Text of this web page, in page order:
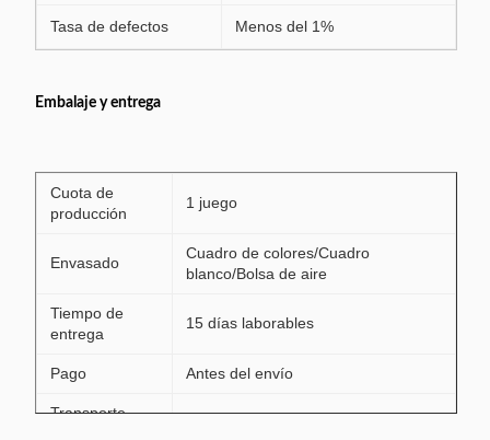
Tasa de defectos Menos del 1%
Embalaje y entrega
Cuota de
producción
1 juego
Envasado
Cuadro de colores/Cuadro
blanco/Bolsa de aire
Tiempo de
entrega
15 días laborables
Pago Antes del envío
Transporte